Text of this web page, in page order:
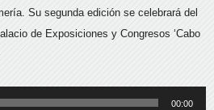
Su segunda edición se celebrará del
de Exposiciones y Congresos ‘Cabo
00:00